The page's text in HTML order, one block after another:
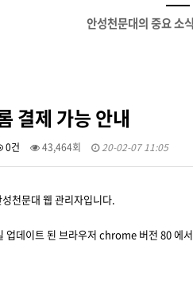
안성천문대의 중요 소
결제 가능 안내
0건 43,464회 20-02-07 11:05
천문대 웹 관리자입니다.
업데이트 된 브라우저 chrome 버전 80 에